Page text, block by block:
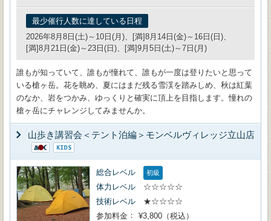
最少催行人数に達している日程
2026年8月8日(土)～10日(月)、[満]8月14日(金)～16日(日)、
[満]8月21日(金)～23日(日)、[満]9月5日(土)～7日(月)
誰もが知っていて、誰もが憧れて、誰もが一度は登りたいと思って
いる槍ヶ岳。花を眺め、夏にはまだ残る雪渓を踏みしめ、秋は紅葉
のなか、岩をつかみ、ゆっくりと確実に頂上を目指します。憧れの
槍ヶ岳にチャレンジしてみませんか。
山歩き講習会＜テント泊編＞モンベルヴィレッジ立山店
総合レベル 初級
体力レベル
☆☆☆☆☆
技術レベル
★☆☆☆☆
参加料金
¥3,800（税込）